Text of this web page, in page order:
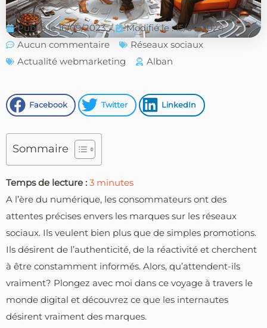
Publié le 16/09/2023
Modifié le : 15/04/2024
Aucun commentaire
Réseaux sociaux
Actualité webmarketing
Alban
Facebook Twitter LinkedIn
Sommaire
Temps de lecture : 3 minutes
A l’ère du numérique, les consommateurs ont des
attentes précises envers les marques sur les réseaux
sociaux. Ils veulent bien plus que de simples promotions.
Ils désirent de l’authenticité, de la réactivité et cherchent
à être constamment informés. Alors, qu’attendent-ils
vraiment? Plongez avec moi dans ce voyage à travers le
monde digital et découvrez ce que les internautes
désirent vraiment des marques.